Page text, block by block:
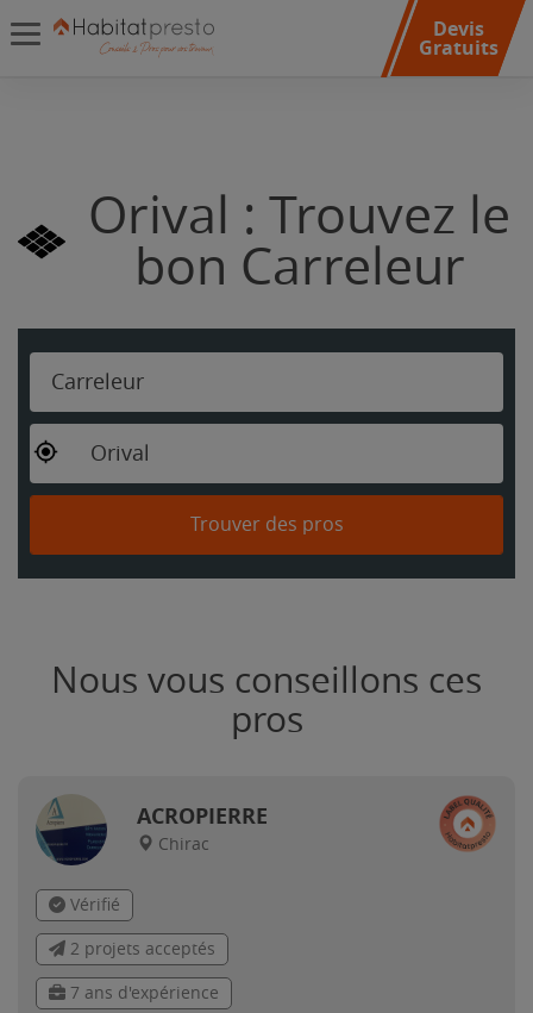
Devis
Gratuits
Orival : Trouvez le
bon Carreleur
Carreleur
Orival
Trouver des pros
Nous vous conseillons ces
pros
ACROPIERRE
Chirac
Vérifié
2 projets acceptés
7 ans d'expérience